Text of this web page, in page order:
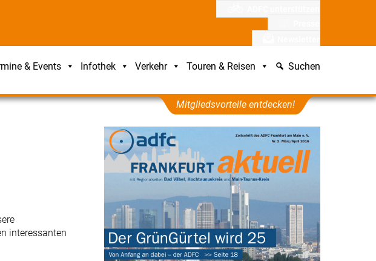
& Events Infothek Verkehr Touren & Reisen Suchen
Mitgliedsvorteile entdecken!
interessanten